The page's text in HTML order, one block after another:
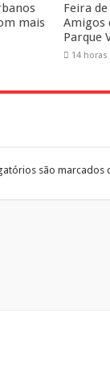
mais
Feira
Amigos
Parque
14 horas
são marcados